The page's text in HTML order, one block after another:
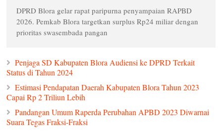
DPRD Blora gelar rapat paripurna penyampaian RAPBD
2026. Pemkab Blora targetkan surplus Rp24 miliar dengan
prioritas swasembada pangan
Penjaga SD Kabupaten Blora Audiensi ke DPRD Terkait
Status di Tahun 2024
Estimasi Pendapatan Daerah Kabupaten Blora Tahun 2023
Capai Rp 2 Triliun Lebih
Pandangan Umum Raperda Perubahan APBD 2023 Diwarnai
Suara Tegas Fraksi-Fraksi